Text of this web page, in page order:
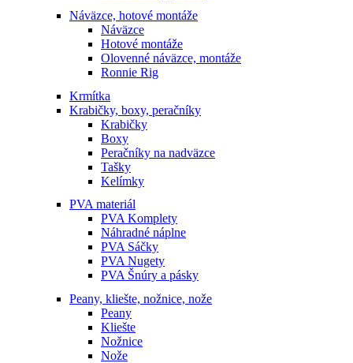
Náväzce, hotové montáže
Náväzce
Hotové montáže
Olovenné náväzce, montáže
Ronnie Rig
Krmítka
Krabičky, boxy, peračníky
Krabičky
Boxy
Peračníky na nadväzce
Tašky
Kelímky
PVA materiál
PVA Komplety
Náhradné náplne
PVA Sáčky
PVA Nugety
PVA Šnúry a pásky
Peany, kliešte, nožnice, nože
Peany
Kliešte
Nožnice
Nože